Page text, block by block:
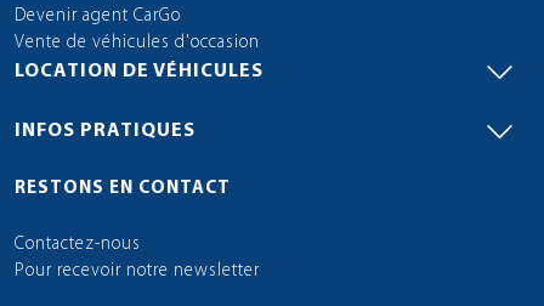
Devenir agent CarGo
Vente de véhicules d'occasion
LOCATION DE VÉHICULES
INFOS PRATIQUES
RESTONS EN CONTACT
Contactez-nous
Pour recevoir notre newsletter